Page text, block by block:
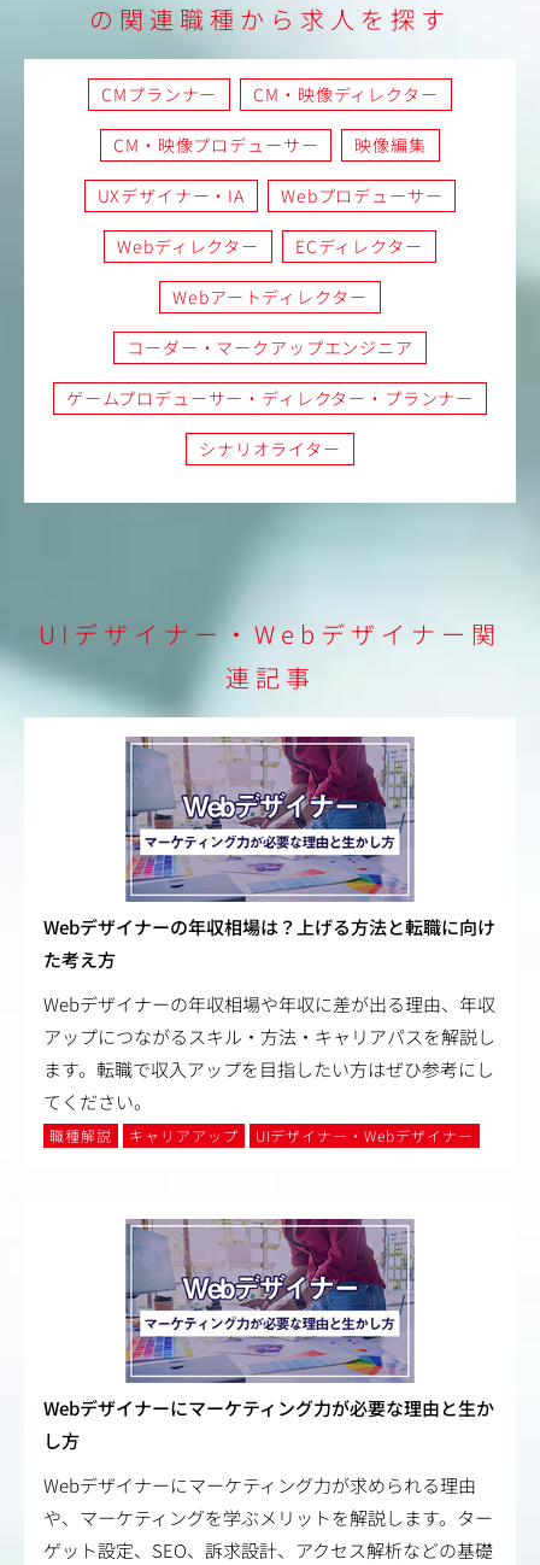
の関連職種から求人を探す
CMプランナー CM・映像ディレクター
CM・映像プロデューサー 映像編集
UXデザイナー・IA Webプロデューサー
Webディレクター ECディレクター
Webアートディレクター
コーダー・マークアップエンジニア
ゲームプロデューサー・ディレクター・プランナー
シナリオライター
UIデザイナー・Webデザイナー関
連記事
Webデザイナーの年収相場は？上げる方法と転職に向け
た考え方
Webデザイナーの年収相場や年収に差が出る理由、年収
アップにつながるスキル・方法・キャリアパスを解説し
ます。転職で収入アップを目指したい方はぜひ参考にし
てください。
職種解説 キャリアアップ UIデザイナー・Webデザイナー
Webデザイナーにマーケティング力が必要な理由と生か
し方
Webデザイナーにマーケティング力が求められる理由
や、マーケティングを学ぶメリットを解説します。ター
ゲット設定、SEO、訴求設計、アクセス解析などの基礎